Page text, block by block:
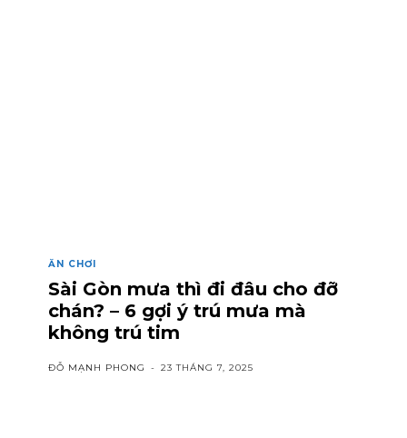
ĂN CHƠI
Sài Gòn mưa thì đi đâu cho đỡ
chán? – 6 gợi ý trú mưa mà
không trú tim
ĐỖ MẠNH PHONG - 23 THÁNG 7, 2025